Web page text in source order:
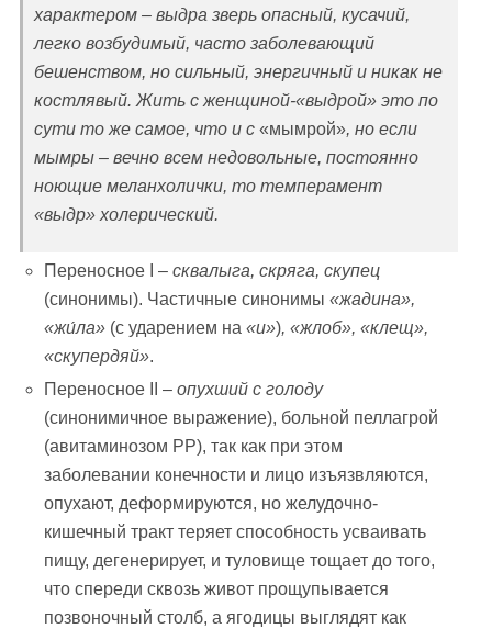
характером – выдра зверь опасный, кусачий,
легко возбудимый, часто заболевающий
бешенством, но сильный, энергичный и никак не
костлявый. Жить с женщиной-«выдрой» это по
сути то же самое, что и с «мымрой», но если
мымры – вечно всем недовольные, постоянно
ноющие меланхолички, то темперамент
«выдр» холерический.
Переносное I –сквалыга, скряга, скупец
(синонимы). Частичные синонимы«жадина»,
«жи́ла» (с ударением на«и»), «жлоб», «клещ»,
«скупердяй».
Переносное II –опухший с голоду
(синонимичное выражение), больной пеллагрой
(авитаминозом PP), так как при этом
заболевании конечности и лицо изъязвляются,
опухают, деформируются, но желудочно-
кишечный тракт теряет способность усваивать
пищу, дегенерирует, и туловище тощает до того,
что спереди сквозь живот прощупывается
позвоночный столб, а ягодицы выглядят как